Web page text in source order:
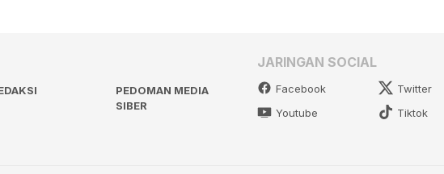
PEDOMAN MEDIA
SIBER
JARINGAN SOCIAL
Facebook Twitter
Youtube
Tiktok